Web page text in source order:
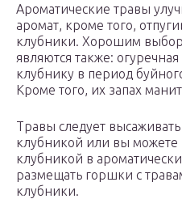
Ароматические травы
аромат, кроме того,
клубники. Хорошим
являются также:
клубнику в период
Кроме того, их запах
Травы следует
клубникой или вы можете
клубникой в
размещать горшки с
клубники.